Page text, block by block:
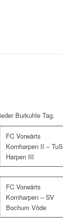
Burkuhle Tag.
FC Vorwärts
Kornharpen II – TuS
Harpen III
FC Vorwärts
Kornharpen – SV
Bochum Vöde